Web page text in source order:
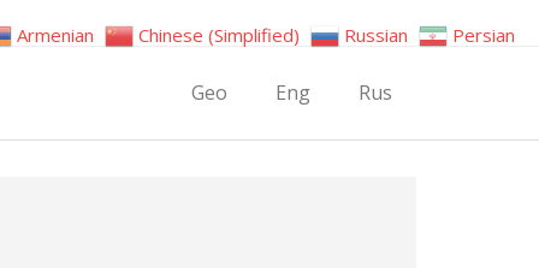
Geo Eng Rus
Armenian Chinese (Simplified) Russian Persian